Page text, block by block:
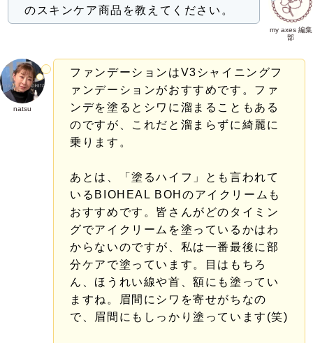
my axes 編集
部
のスキンケア商品を教えてください。
natsu
ファンデーションはV3シャイニングフ
ァンデーションがおすすめです。ファ
ンデを塗るとシワに溜まることもある
のですが、これだと溜まらずに綺麗に
乗ります。
あとは、「塗るハイフ」とも言われて
いるBIOHEAL BOHのアイクリームも
おすすめです。皆さんがどのタイミン
グでアイクリームを塗っているかはわ
からないのですが、私は一番最後に部
分ケアで塗っています。目はもちろ
ん、ほうれい線や首、額にも塗ってい
ますね。眉間にシワを寄せがちなの
で、眉間にもしっかり塗っています(笑)